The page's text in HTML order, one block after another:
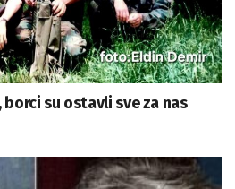
su ostavli sve za nas